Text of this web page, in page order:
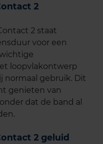
2
2 staat
voor een
loopvlakontwerp
normaal gebruik. Dit
genieten van
dat de band al
2 geluid